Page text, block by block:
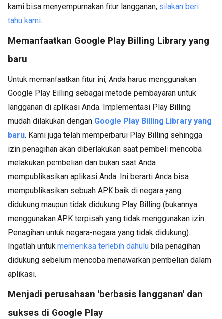
kami bisa menyempurnakan fitur langganan, silakan beri
tahu kami.
Memanfaatkan Google Play Billing Library yang
baru
Untuk memanfaatkan fitur ini, Anda harus menggunakan
Google Play Billing sebagai metode pembayaran untuk
langganan di aplikasi Anda. Implementasi Play Billing
mudah dilakukan dengan Google Play Billing Library yang
baru. Kami juga telah memperbarui Play Billing sehingga
izin penagihan akan diberlakukan saat pembeli mencoba
melakukan pembelian dan bukan saat Anda
mempublikasikan aplikasi Anda. Ini berarti Anda bisa
mempublikasikan sebuah APK baik di negara yang
didukung maupun tidak didukung Play Billing (bukannya
menggunakan APK terpisah yang tidak menggunakan izin
Penagihan untuk negara-negara yang tidak didukung).
Ingatlah untuk memeriksa terlebih dahulu bila penagihan
didukung sebelum mencoba menawarkan pembelian dalam
aplikasi.
Menjadi perusahaan 'berbasis langganan' dan
sukses di Google Play